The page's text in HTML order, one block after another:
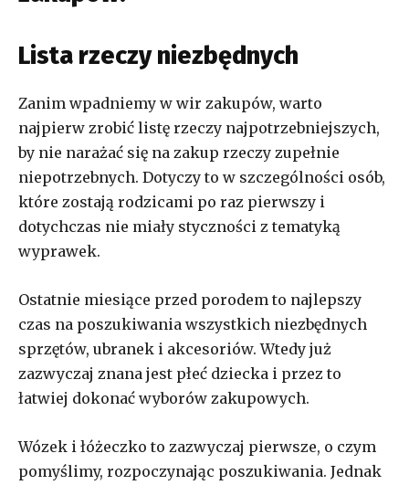
Lista rzeczy niezbędnych
Zanim wpadniemy w wir zakupów, warto
najpierw zrobić listę rzeczy najpotrzebniejszych,
by nie narażać się na zakup rzeczy zupełnie
niepotrzebnych. Dotyczy to w szczególności osób,
które zostają rodzicami po raz pierwszy i
dotychczas nie miały styczności z tematyką
wyprawek.
Ostatnie miesiące przed porodem to najlepszy
czas na poszukiwania wszystkich niezbędnych
sprzętów, ubranek i akcesoriów. Wtedy już
zazwyczaj znana jest płeć dziecka i przez to
łatwiej dokonać wyborów zakupowych.
Wózek i łóżeczko to zazwyczaj pierwsze, o czym
pomyślimy, rozpoczynając poszukiwania. Jednak